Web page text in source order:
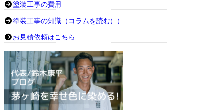
塗装工事の費用
塗装工事の知識（コラムを読む））
お見積依頼はこちら